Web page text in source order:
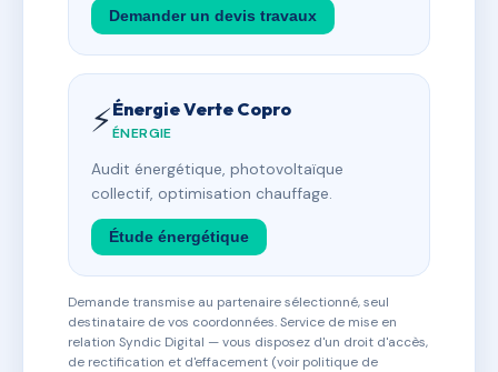
Demander un devis travaux
⚡Énergie Verte Copro
ÉNERGIE
Audit énergétique, photovoltaïque
collectif, optimisation chauffage.
Étude énergétique
Demande transmise au partenaire sélectionné, seul
destinataire de vos coordonnées. Service de mise en
relation Syndic Digital — vous disposez d'un droit d'accès,
de rectification et d'effacement (voir politique de